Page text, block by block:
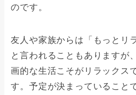
のです。
友人や家族からは「もっとリ
と言われることもありますが
画的な生活こそがリラックス
す。予定が決まっていること